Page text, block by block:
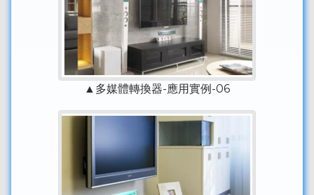
▲多媒體轉換器-應用實例-06